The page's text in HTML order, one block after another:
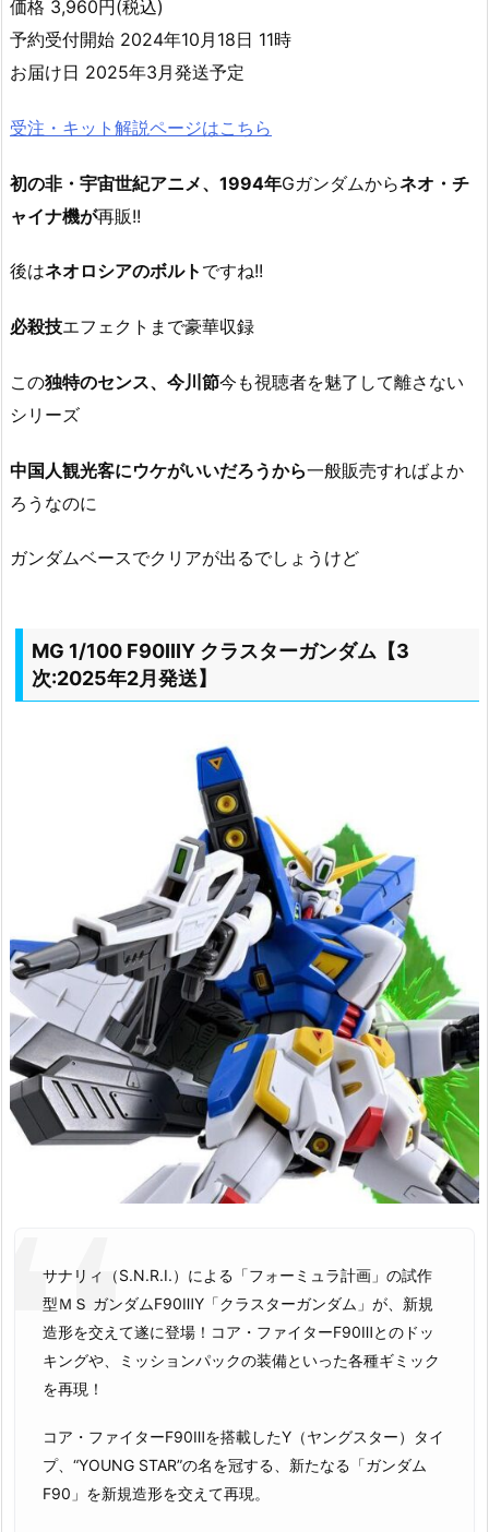
価格 3,960円(税込)
予約受付開始 2024年10月18日 11時
お届け日 2025年3月発送予定
受注・キット解説ページはこちら
初の非・宇宙世紀アニメ、1994年Gガンダムからネオ・チ
ャイナ機が再販!!
後はネオロシアのボルト ですね!!
必殺技エフェクトまで豪華収録
この独特のセンス、今川節今も視聴者を魅了して離さない
シリーズ
中国人観光客にウケがいいだろうから一般販売すればよか
ろうなのに
ガンダムベースでクリアが出るでしょうけど
MG 1/100 F90IIIY クラスターガンダム【3
次:2025年2月発送】
サナリィ（S.N.R.I.）による「フォーミュラ計画」の試作
型ＭＳ ガンダムF90ⅢY「クラスターガンダム」が、新規
造形を交えて遂に登場！コア・ファイターF90Ⅲとのドッ
キングや、ミッションパックの装備といった各種ギミック
を再現！
コア・ファイターF90Ⅲを搭載したY（ヤングスター）タイ
プ、“YOUNG STAR”の名を冠する、新たなる「ガンダム
F90」を新規造形を交えて再現。